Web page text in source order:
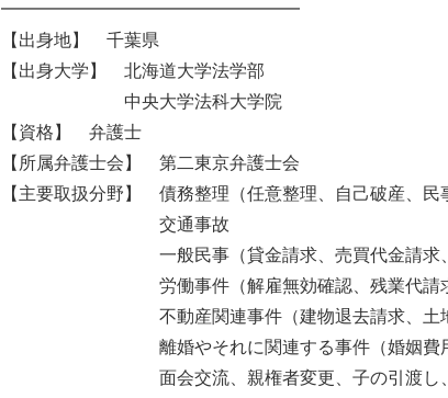
━━━━━━━━━━━━━━━━━
【出身地】 千葉県
【出身大学】 北海道大学法学部
中央大学法科大学院
【資格】 弁護士
【所属弁護士会】 第二東京弁護士会
【主要取扱分野】 債務整理（任意整理、自己破産、民
交通事故
一般民事（貸金請求、売買代金請求、その
労働事件（解雇無効確認、残業代請求
不動産関連事件（建物退去請求、土地明
離婚やそれに関連する事件（婚姻費用、
面会交流、親権者変更、子の引渡し、監護